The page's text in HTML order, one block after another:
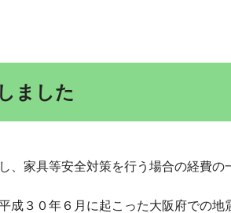
ました
、家具等安全対策を行う場合の経費の
成３０年６月に起こった大阪府での地